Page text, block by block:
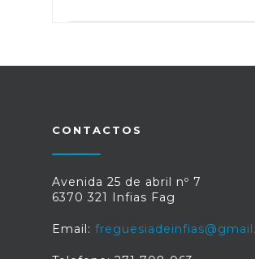
CONTACTOS
Avenida 25 de abril nº 7
6370 321 Infias Fag
Email: